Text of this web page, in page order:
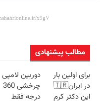
مطالب پیشنهادی
برای اولین بار
در ایران🇮🇷
این دکتر کرم
دوربین لامپی
چرخشی 360
درجه فقط